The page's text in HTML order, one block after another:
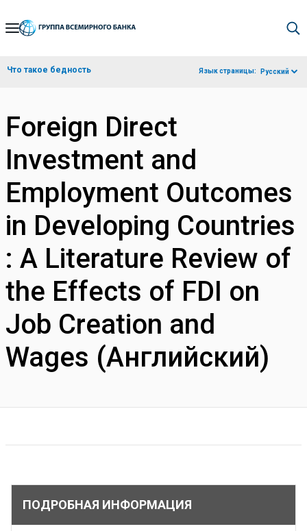
Skip
Navigation
Что такое бедность Язык страницы: Русский
Foreign Direct
Investment and
Employment Outcomes
in Developing Countries
: A Literature Review of
the Effects of FDI on
Job Creation and
Wages (Английский)
ПОДРОБНАЯ ИНФОРМАЦИЯ